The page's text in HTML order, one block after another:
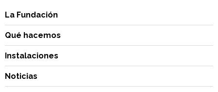
La Fundación
Qué hacemos
Instalaciones
Noticias